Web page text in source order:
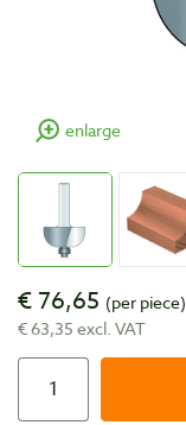
enlarge
€ 76,65 (per piece)
€ 63,35 excl. VAT